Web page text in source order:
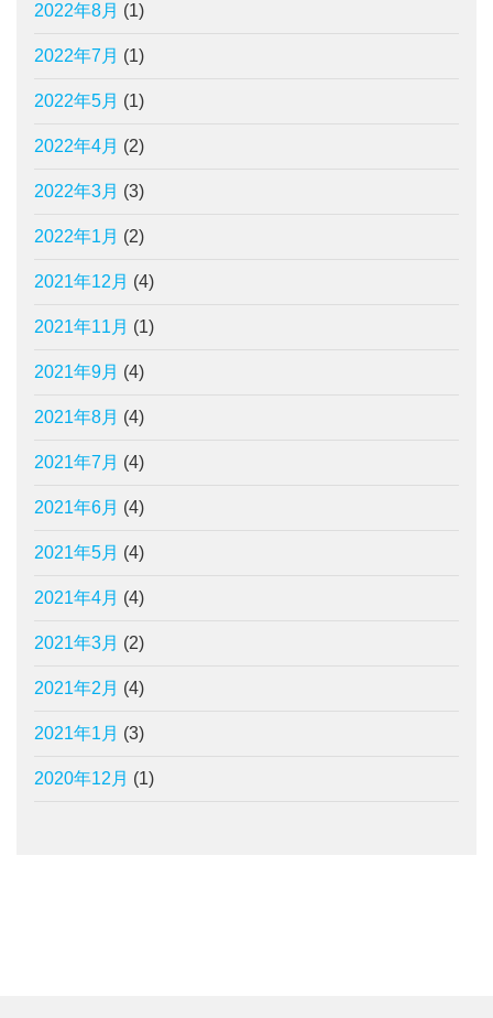
2022年8月 (1)
2022年7月 (1)
2022年5月 (1)
2022年4月 (2)
2022年3月 (3)
2022年1月 (2)
2021年12月 (4)
2021年11月 (1)
2021年9月 (4)
2021年8月 (4)
2021年7月 (4)
2021年6月 (4)
2021年5月 (4)
2021年4月 (4)
2021年3月 (2)
2021年2月 (4)
2021年1月 (3)
2020年12月 (1)